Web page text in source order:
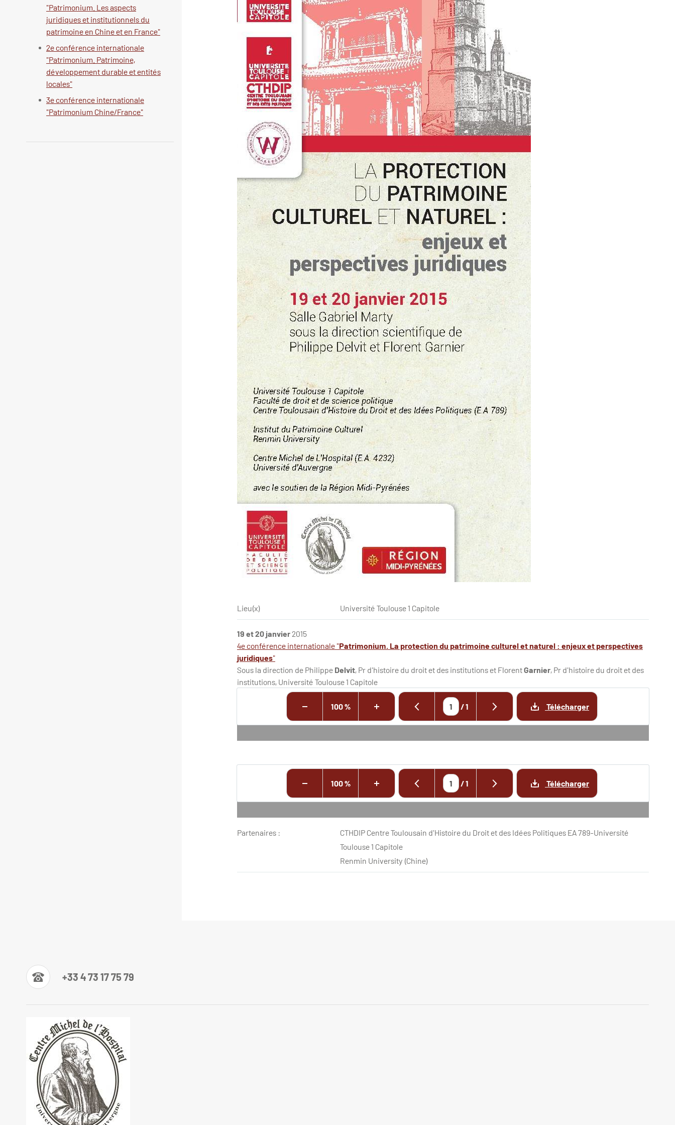
Lieu(x) Université Toulouse 1 Capitole
19 et 20 janvier2015
4e conférence internationale "Patrimonium. La protection du patrimoine culturel et naturel : enjeux et perspectives
juridiques"
Sous la direction de Philippe Delvit, Pr d'histoire du droit et des institutionset FlorentGarnier, Pr d'histoire du droit et des
institutions, Université Toulouse 1 Capitole
100 % /1 Télécharger
100 % /1 Télécharger
Partenaires :
CTHDIP Centre Toulousain d'Histoire du Droit et des Idées Politiques EA 789-Université
Toulouse 1 Capitole
Renmin University (Chine)
"Patrimonium. Les aspects
juridiques et institutionnels du
patrimoine en Chine et en France"
2e conférence internationale
"Patrimonium. Patrimoine,
développement durable et entités
locales"
3e conférence internationale
"Patrimonium Chine/France"
+33 4 73 17 75 79